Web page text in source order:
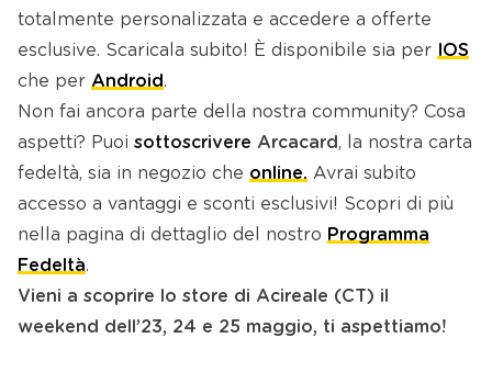
totalmente personalizzata e accedere a offerte
esclusive. Scaricala subito! È disponibile sia per
IOS
che per Android .
Non fai ancora parte della nostra community? Cosa
aspetti? Puoi sottoscrivere Arcacard , la nostra carta
fedeltà, sia in negozio che online. Avrai subito
accesso a vantaggi e sconti esclusivi! Scopri di più
nella pagina di dettaglio del nostro Programma
Fedeltà.
Vieni a scoprire lo store di Acireale (CT) il
weekend dell’23, 24 e 25 maggio, ti aspettiamo!